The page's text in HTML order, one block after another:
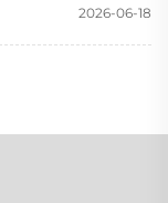
2026-06-18